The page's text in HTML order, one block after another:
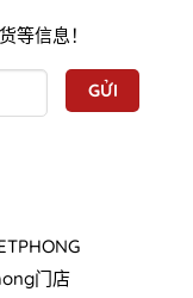
等信息！
门店